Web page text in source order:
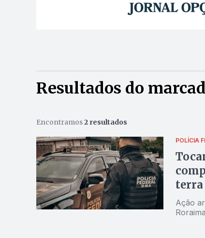
Resultados do
Encontramos2 resultados
POLÍCIA
terra
Ação
Roraima